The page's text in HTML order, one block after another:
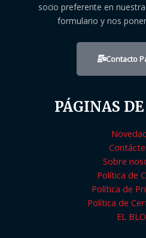
socio preferente en
formulario y nos
Contacto
PÁGINAS
Sobre
Política de
Política de
Política de
EL